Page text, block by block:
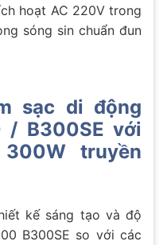
hoạt AC 220V trong
sóng sin chuẩn đun
sạc di động
B300SE với
truyền
kế sáng tạo và độ
B300SE so với các